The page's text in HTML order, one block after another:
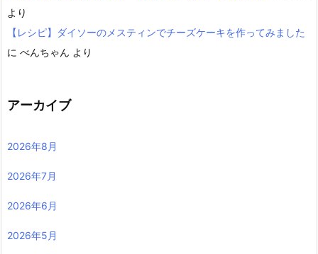
より
【レシピ】ダイソーのメスティンでチーズケーキを作ってみました
に べんちゃん より
アーカイブ
2026年8月
2026年7月
2026年6月
2026年5月